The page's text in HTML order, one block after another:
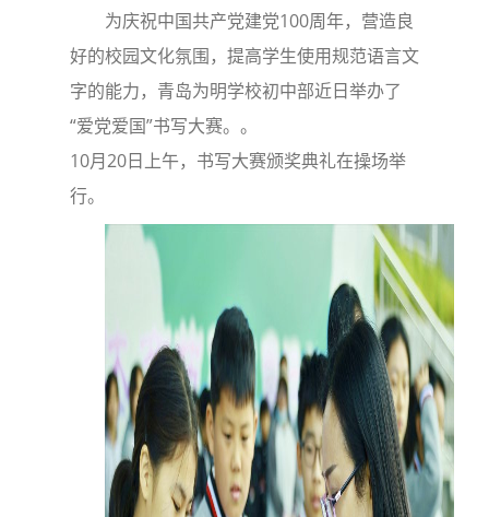
为庆祝中国共产党建党100周年，营造良
好的校园文化氛围，提高学生使用规范语言文
字的能力，青岛为明学校初中部近日举办了
“爱党爱国”书写大赛。。
10月20日上午，书写大赛颁奖典礼在操场举
行。